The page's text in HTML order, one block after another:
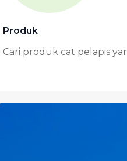
Produk
Cari produk cat pelapis